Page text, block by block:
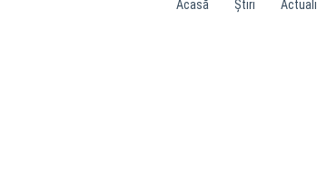
Acasă Știri